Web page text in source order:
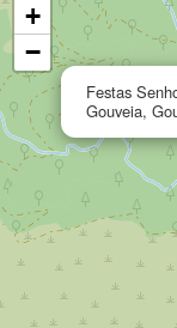
Festas
Gouveia,
+
−